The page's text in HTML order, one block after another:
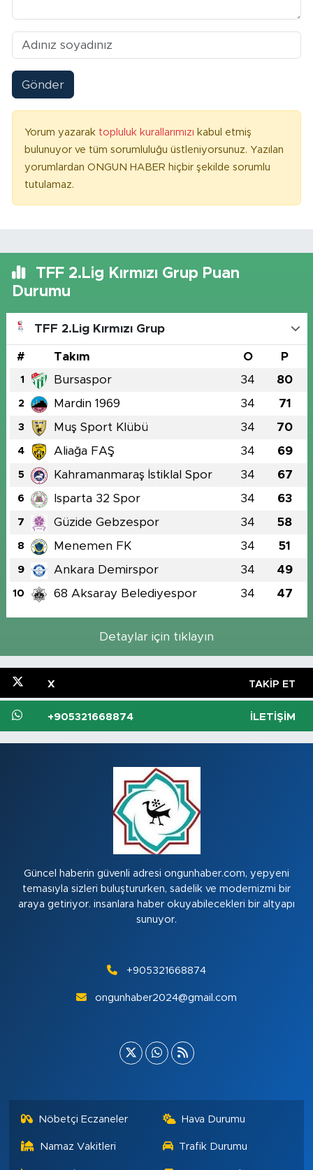
Gönder
Yorum yazarak topluluk kurallarımızı kabul etmiş
bulunuyor ve tüm sorumluluğu üstleniyorsunuz. Yazılan
yorumlardan ONGUN HABER hiçbir şekilde sorumlu
tutulamaz.
TFF 2.Lig Kırmızı Grup Puan
Durumu
TFF 2.Lig Kırmızı Grup
# Takım O P
1 Bursaspor 34 80
2 Mardin 1969 34 71
3 Muş Sport Klübü 34 70
4 Aliağa FAŞ 34 69
5 Kahramanmaraş İstiklal Spor 34 67
6 Isparta 32 Spor 34 63
7 Güzide Gebzespor 34 58
8 Menemen FK 34 51
9 Ankara Demirspor 34 49
10 68 Aksaray Belediyespor 34 47
Detaylar için tıklayın
X TAKIP ET
+905321668874 İLETIŞIM
Güncel haberin güvenli adresi ongunhaber.com, yepyeni
temasıyla sizleri buluştururken, sadelik ve modernizmi bir
araya getiriyor. insanlara haber okuyabilecekleri bir altyapı
sunuyor.
+905321668874
ongunhaber2024@gmail.com
Nöbetçi Eczaneler Hava Durumu
Namaz Vakitleri Trafik Durumu